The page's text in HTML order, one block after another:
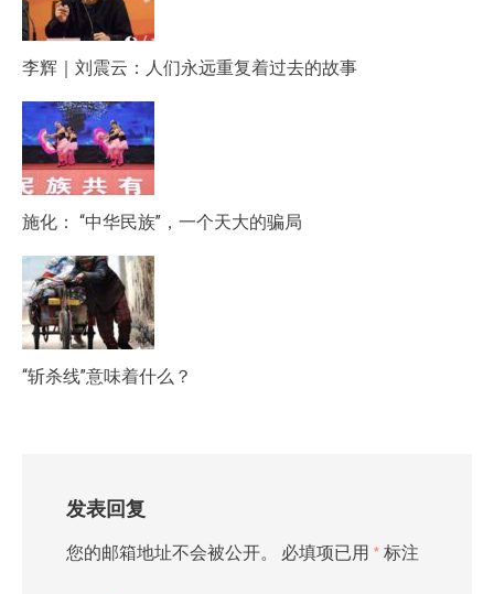
李辉｜刘震云：人们永远重复着过去的故事
施化： “中华民族”，一个天大的骗局
“斩杀线”意味着什么？
发表回复
您的邮箱地址不会被公开。 必填项已用 * 标注